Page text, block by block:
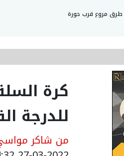
كرة
للدرجة
من شاكر